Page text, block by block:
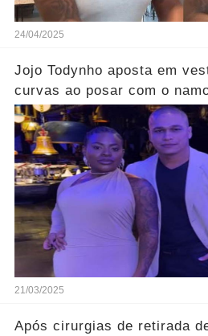
24/04/2025
Jojo Todynho aposta em
curvas ao posar com o
21/03/2025
Após cirurgias de retirada